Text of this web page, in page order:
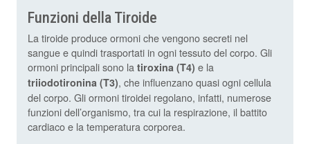
Funzioni della Tiroide
La tiroide produce ormoni che vengono secreti nel
sangue e quindi trasportati in ogni tessuto del corpo. Gli
ormoni principali sono la tiroxina (T4) e la
triiodotironina (T3), che influenzano quasi ogni cellula
del corpo. Gli ormoni tiroidei regolano, infatti, numerose
funzioni dell’organismo, tra cui la respirazione, il battito
cardiaco e la temperatura corporea.